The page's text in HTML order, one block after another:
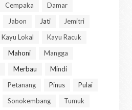
Cempaka
Damar
Jabon Jati
Jemitri
Kayu Lokal
Kayu Racuk
Mahoni
Mangga
Merbau
Mindi
Petanang Pinus
Pulai
Sonokembang Tumuk